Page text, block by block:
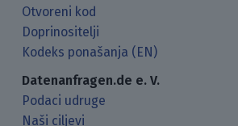
Otvoreni kod
Doprinositelji
Kodeks ponašanja (EN)
Datenanfragen.de e. V.
Podaci udruge
Naši ciljevi